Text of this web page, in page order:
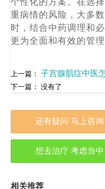
重病情的风险，大多
时，结合中药调理和
更为全面和有效的管理
上一篇： 子宫腺肌症中医
下一篇： 没有了
还有疑问 马上咨询
想去治疗 考虑当中
相关推荐